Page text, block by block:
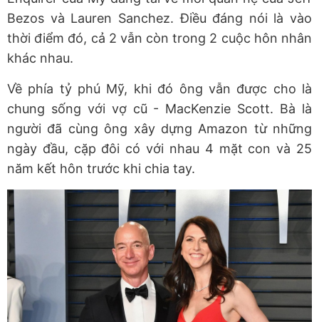
Bezos và Lauren Sanchez. Điều đáng nói là vào
thời điểm đó, cả 2 vẫn còn trong 2 cuộc hôn nhân
khác nhau.
Về phía tỷ phú Mỹ, khi đó ông vẫn được cho là
chung sống với vợ cũ - MacKenzie Scott. Bà là
người đã cùng ông xây dựng Amazon từ những
ngày đầu, cặp đôi có với nhau 4 mặt con và 25
năm kết hôn trước khi chia tay.